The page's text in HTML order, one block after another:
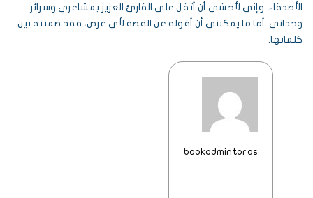
الأصدقاء. وإني لأخشى أن أثقل على القارئ العزيز بمشاعري وسرائر
وجداني. أما ما يمكنني أن أقوله عن القصة لأي غرض، فقد ضمنته بين
كلماتها.
bookadmintoros